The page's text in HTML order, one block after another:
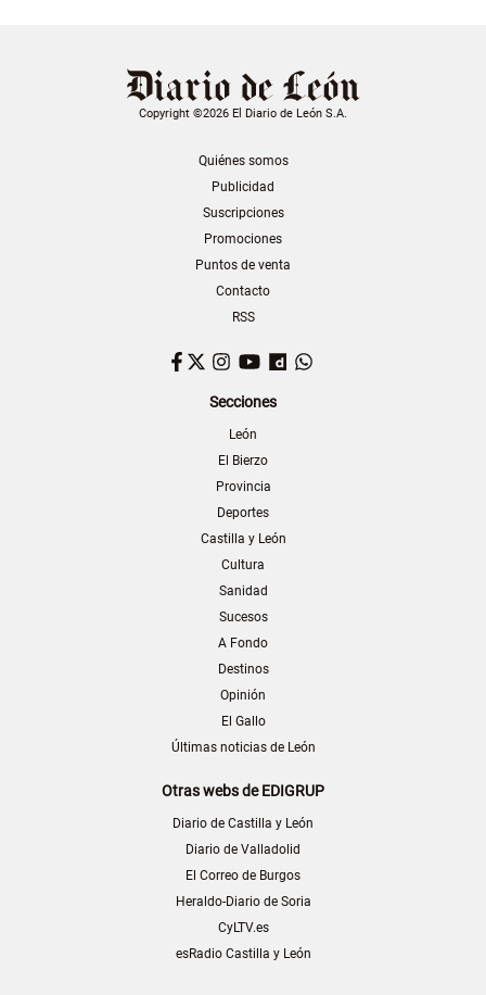
Copyright ©2026 El Diario de León S.A.
Quiénes somos
Publicidad
Suscripciones
Promociones
Puntos de venta
Contacto
RSS
Facebook
TwitterInstagram
YouTubeDailymotion
Secciones
León
El Bierzo
Provincia
Deportes
Castilla y León
Cultura
Sanidad
Sucesos
A Fondo
Destinos
Opinión
El Gallo
Últimas noticias de León
Otras webs de EDIGRUP
Diario de Castilla y León
Diario de Valladolid
El Correo de Burgos
Heraldo-Diario de Soria
CyLTV.es
esRadio Castilla y León